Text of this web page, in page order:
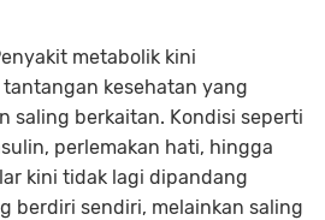
metabolik kini
kesehatan yang
saling berkaitan. Kondisi seperti
perlemakan hati, hingga
kini tidak lagi dipandang
berdiri sendiri, melainkan saling